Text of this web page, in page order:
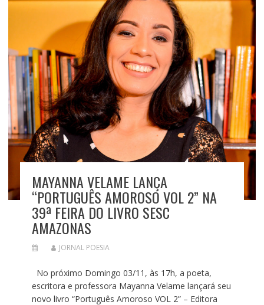
MAYANNA VELAME LANÇA
“PORTUGUÊS AMOROSO VOL 2” NA
39ª FEIRA DO LIVRO SESC
AMAZONAS
JORNAL POESIA
No próximo Domingo 03/11, às 17h, a poeta,
escritora e professora Mayanna Velame lançará seu
novo livro “Português Amoroso VOL 2” – Editora